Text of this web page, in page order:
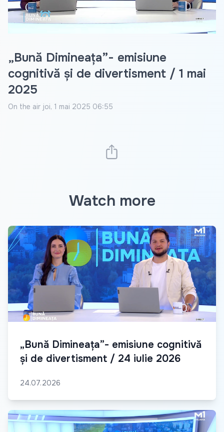
Video
„Bună Dimineața”- emisiune
cognitivă și de divertisment / 1 mai
2025
On the air joi, 1 mai 2025 06:55
Watch more
„Bună Dimineața”- emisiune cognitivă
și de divertisment / 24 iulie 2026
24.07.2026